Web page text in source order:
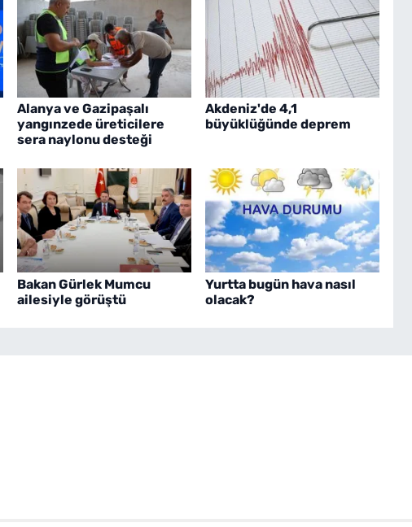
Alanya ve Gazipaşalı
yangınzede üreticilere
sera naylonu desteği
Akdeniz'de 4,1
büyüklüğünde deprem
Bakan Gürlek Mumcu
ailesiyle görüştü
Yurtta bugün hava nasıl
olacak?